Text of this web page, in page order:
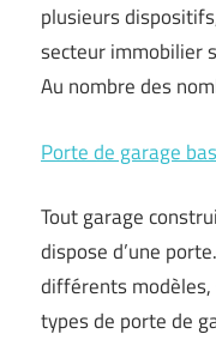
plusieurs
secteur immobilier
Au nombre des
Porte de garage
Tout garage
dispose d’une
différents modèles,
types de porte de